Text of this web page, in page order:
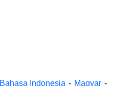
Bahasa Indonesia - Magyar -